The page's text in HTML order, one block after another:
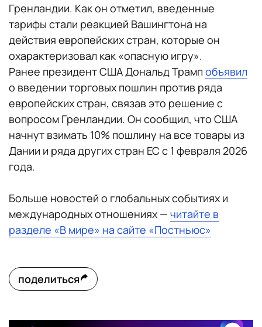
Гренландии. Как он отметил, введенные
тарифы стали реакцией Вашингтона на
действия европейских стран, которые он
охарактеризовал как «опасную игру».
Ранее президент США Дональд Трамп объявил
о введении торговых пошлин против ряда
европейских стран, связав это решение с
вопросом Гренландии. Он сообщил, что США
начнут взимать 10% пошлину на все товары из
Дании и ряда других стран ЕС с 1 февраля 2026
года.
Больше новостей о глобальных событиях и
международных отношениях — читайте в
разделе «В мире» на сайте «Постньюс»
поделиться